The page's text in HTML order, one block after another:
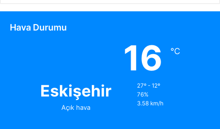
Hava Durumu
Eskişehir
Açık hava
16 ℃
27º - 12º
76%
3.58 km/h